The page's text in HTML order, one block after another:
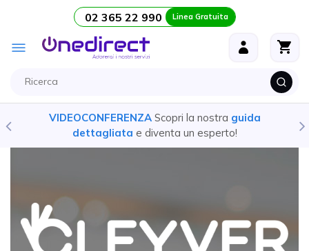
Salta al contenuto 02 365 22 990 Linea Gratuita
Toggle
Nav
VIDEOCONFERENZA Scopri la nostra guida
dettagliata e diventa un esperto!